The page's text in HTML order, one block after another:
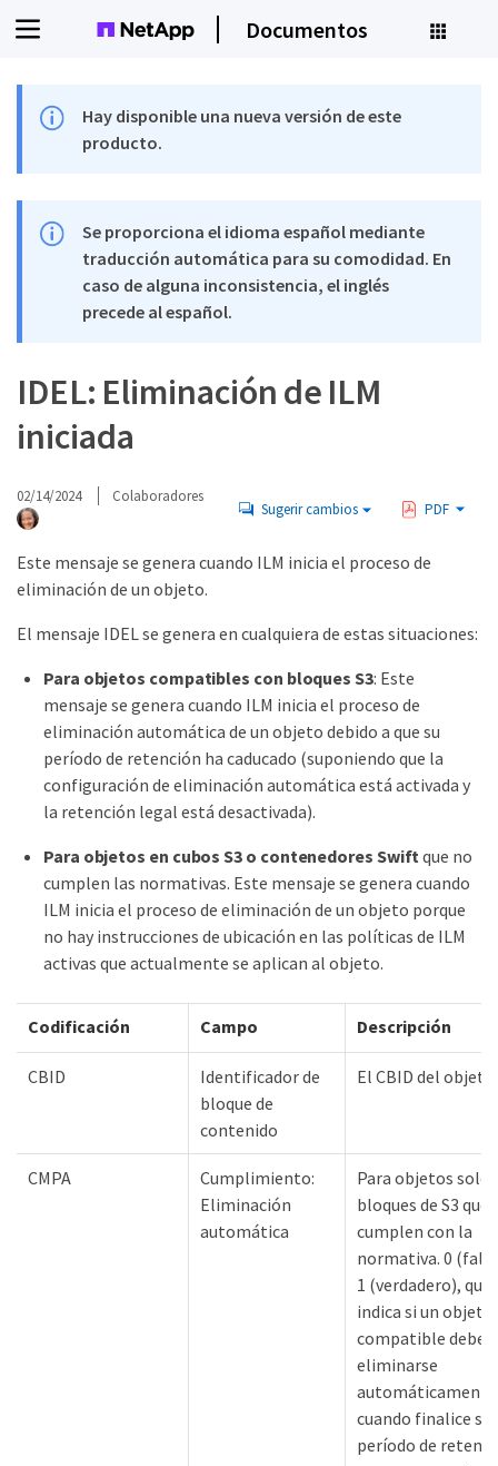
Documentos
Hay disponible una nueva versión de este
producto.
Se proporciona el idioma español mediante
traducción automática para su comodidad. En
caso de alguna inconsistencia, el inglés
precede al español.
IDEL: Eliminación de ILM
iniciada
02/14/2024 Colaboradores
Sugerir cambios PDF
Este mensaje se genera cuando ILM inicia el proceso de
eliminación de un objeto.
El mensaje IDEL se genera en cualquiera de estas situaciones:
Para objetos compatibles con bloques S3: Este
mensaje se genera cuando ILM inicia el proceso de
eliminación automática de un objeto debido a que su
período de retención ha caducado (suponiendo que la
configuración de eliminación automática está activada y
la retención legal está desactivada).
Para objetos en cubos S3 o contenedores Swiftque no
cumplen las normativas. Este mensaje se genera cuando
ILM inicia el proceso de eliminación de un objeto porque
no hay instrucciones de ubicación en las políticas de ILM
activas que actualmente se aplican al objeto.
Codificación Campo Descripción
CBID
Identificador de
bloque de
contenido
El CBID del objeto.
CMPA
Cumplimiento:
Eliminación
automática
Para objetos solo
bloques de S3 que
cumplen con la
normativa. 0
1 (verdadero), que
indica si un objeto
compatible debe
eliminarse
automáticamente
cuando finalice su
período de